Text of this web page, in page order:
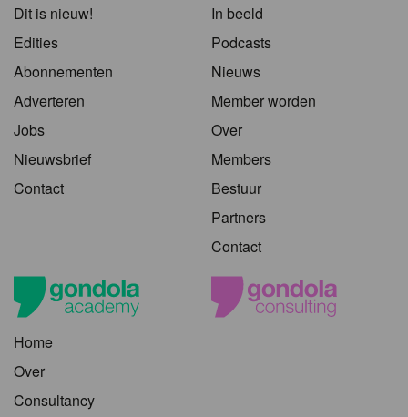
Dit is nieuw!
Edities
Abonnementen
Adverteren
Jobs
Nieuwsbrief
Contact
In beeld
Podcasts
Nieuws
Member worden
Over
Members
Bestuur
Partners
Contact
Home
Over
Consultancy